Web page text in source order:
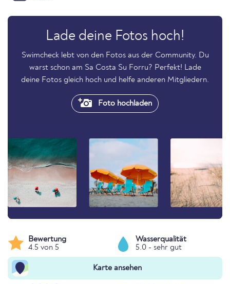
Lade deine Fotos hoch!
Swimcheck lebt von den Fotos aus der Community. Du
warst schon am Sa Costa Su Forru? Perfekt! Lade
deine Fotos gleich hoch und helfe anderen Mitgliedern.
Foto hochladen
Bewertung
4.5 von 5
Wasserqualität
5.0 - sehr gut
Karte ansehen